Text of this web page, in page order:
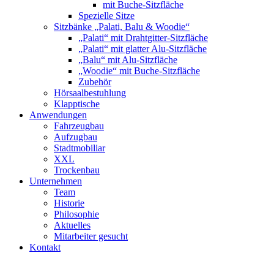
mit Buche-Sitzfläche
Spezielle Sitze
Sitzbänke „Palati, Balu & Woodie“
„Palati“ mit Drahtgitter-Sitzfläche
„Palati“ mit glatter Alu-Sitzfläche
„Balu“ mit Alu-Sitzfläche
„Woodie“ mit Buche-Sitzfläche
Zubehör
Hörsaalbestuhlung
Klapptische
Anwendungen
Fahrzeugbau
Aufzugbau
Stadtmobiliar
XXL
Trockenbau
Unternehmen
Team
Historie
Philosophie
Aktuelles
Mitarbeiter gesucht
Kontakt